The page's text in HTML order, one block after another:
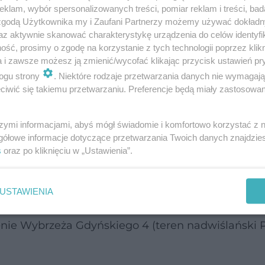
po ultramaratończyków
charakterze, skierowane do szerokiego
jak i amatorów, rodzin z dziećmi, seniorów
biegi na różnych dystansach, w tym m.in.
konkurencje dla najmłodszych
w okolicach Światowego Dnia Krwiodawcy, co
W 2026 roku Krwiobieg Warszawa
Wybrzeża Gdyńskiego 4 (teren nadwiślański
wybór spersonalizowanych treści, pomiar reklam i treści,
Użytkownika my i Zaufani Partnerzy możemy używać
aktywnie skanować charakterystykę urządzenia do celów
prosimy o zgodę na korzystanie z tych technologii poprzez
i zawsze możesz ją zmienić/wycofać klikając przycisk ustawień
strony
. Niektóre rodzaje przetwarzania danych nie
się takiemu przetwarzaniu. Preferencje będą miały
informacjami, abyś mógł świadomie i komfortowo korzystać z
informacje dotyczące przetwarzania Twoich danych
oraz po kliknięciu w „Ustawienia”.
USTAWIENIA